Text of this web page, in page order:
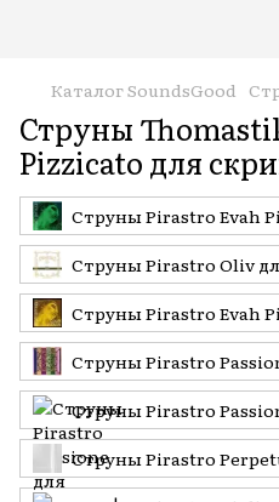
Каталог SoundsGood
Струны
Pizzicato для
Струны Pirastro Evah
Струны Pirastro Oliv
Струны Pirastro Evah
Струны Pirastro
Струны Pirastro
Струны Pirastro